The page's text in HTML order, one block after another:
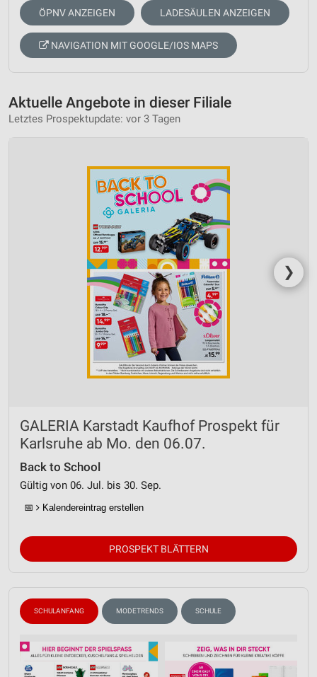
ÖPNV ANZEIGEN LADESÄULEN ANZEIGEN
NAVIGATION MIT GOOGLE/IOS MAPS
Aktuelle Angebote in dieser Filiale
Letztes Prospektupdate: vor 3 Tagen
❯
GALERIA Karstadt Kaufhof Prospekt für
Karlsruhe ab Mo. den 06.07.
Back to School
Gültig von 06. Jul. bis 30. Sep.
📅 Kalendereintrag erstellen
PROSPEKT BLÄTTERN
SCHULANFANG MODETRENDS SCHULE